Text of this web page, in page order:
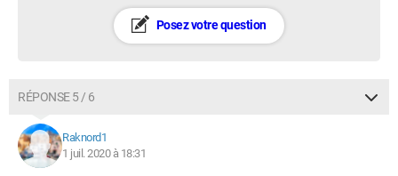
Posez votre question
RÉPONSE 5 / 6
Raknord1
1 juil. 2020 à 18:31